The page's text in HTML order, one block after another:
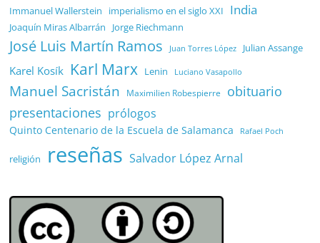
Immanuel Wallerstein imperialismo en el siglo XXI India
Joaquín Miras Albarrán Jorge Riechmann
José Luis Martín Ramos Juan Torres López Julian Assange
Karel Kosík Karl Marx Lenin Luciano Vasapollo
Manuel Sacristán Maximilien Robespierre
obituario
presentaciones prólogos
Quinto Centenario de la Escuela de Salamanca Rafael Poch
religión reseñas Salvador López Arnal